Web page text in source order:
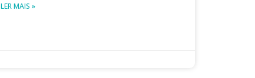
LER MAIS »